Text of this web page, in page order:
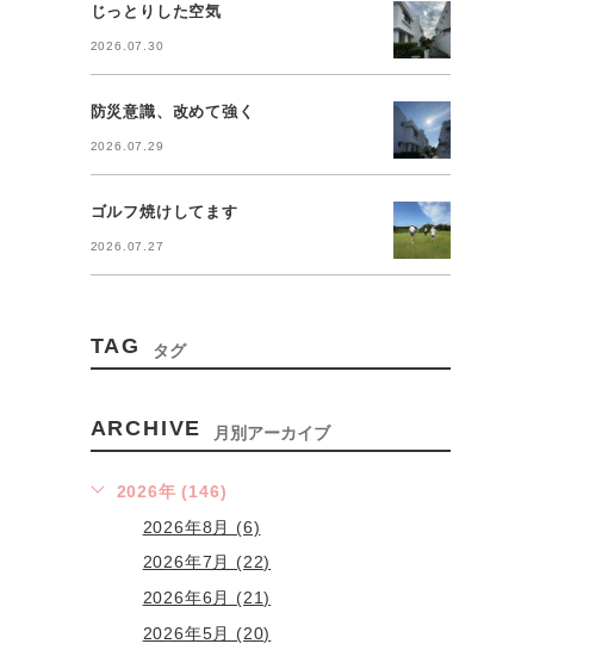
じっとりした空気
2026.07.30
防災意識、改めて強く
2026.07.29
ゴルフ焼けしてます
2026.07.27
TAG タグ
ARCHIVE 月別アーカイブ
2026年 (146)
2026年8月 (6)
2026年7月 (22)
2026年6月 (21)
2026年5月 (20)